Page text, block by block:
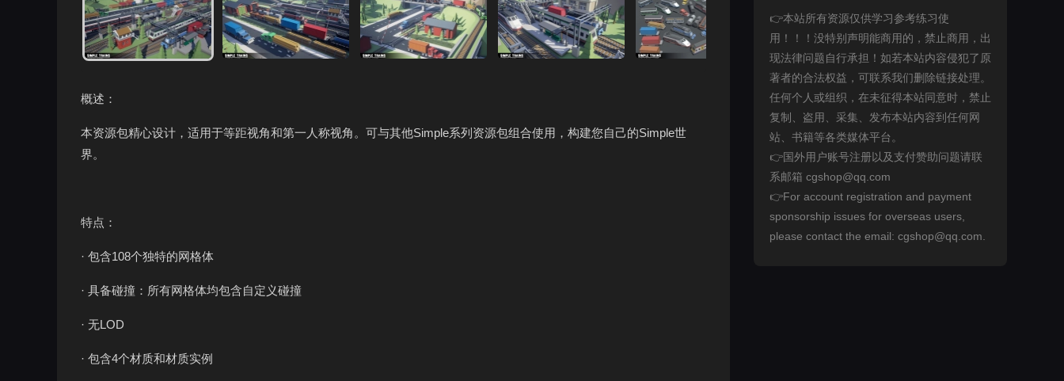
概述：
本资源包精心设计，适用于等距视角和第一人称视角。可与其他Simple系列资源包组合使用，构建您自己的Simple世
界。
特点：
· 包含108个独特的网格体
· 具备碰撞：所有网格体均包含自定义碰撞
· 无LOD
· 包含4个材质和材质实例
👉本站所有资源仅供学习参考练习使
用！！！没特别声明能商用的，禁止商用，出
现法律问题自行承担！如若本站内容侵犯了原
著者的合法权益，可联系我们删除链接处理。
任何个人或组织，在未征得本站同意时，禁止
复制、盗用、采集、发布本站内容到任何网
站、书籍等各类媒体平台。
👉国外用户账号注册以及支付赞助问题请联
系邮箱 cgshop@qq.com
👉For account registration and payment
sponsorship issues for overseas users,
please contact the email: cgshop@qq.com.